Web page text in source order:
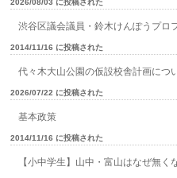
2026/08/03 に投稿された
渋谷区議会議員・鈴木けんぽうプロ
2014/11/16 に投稿された
代々木大山公園の仮設校舎計画につ
2026/07/22 に投稿された
基本政策
2014/11/16 に投稿された
【小中学生】山中・富山はなぜ無く